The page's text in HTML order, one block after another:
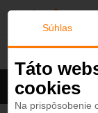
Omán
Filter
Súhlas
Táto
cookies
Na prispôsobenie